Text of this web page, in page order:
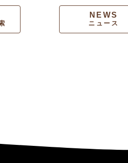
NEWS
ニュース